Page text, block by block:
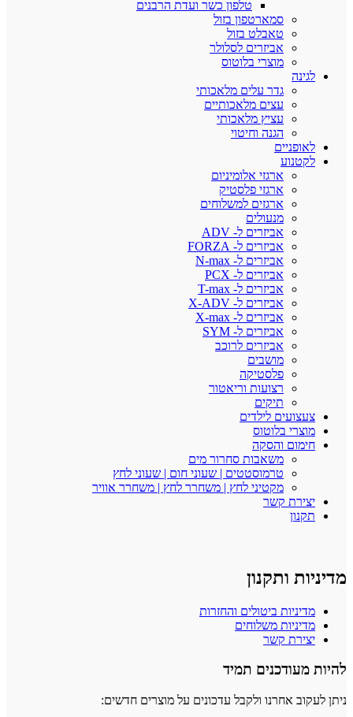
טלפון כשר ועדת הרבנים
סמארטפון בזול
טאבלט בזול
אביזרים לסלולר
מוצרי בלוטוס
לגינה
גדר עלים מלאכותי
עצים מלאכותיים
עציץ מלאכותי
הגנה וחיטוי
לאופניים
לקטנוע
ארגזי אלומיניום
ארגזי פלסטיק
ארגזים למשלוחים
מנעולים
אביזרים ל- ADV
אביזרים ל- FORZA
אביזרים ל- N-max
אביזרים ל- PCX
אביזרים ל- T-max
אביזרים ל- X-ADV
אביזרים ל- X-max
אביזרים ל- SYM
אביזרים לרוכב
מושבים
פלסטיקה
רצועות וריאטור
תיקים
צעצועים לילדים
מוצרי בלוטוס
חימום והסקה
משאבות סחרור מים
טרמוסטטים | שעוני חום | שעוני לחץ
מקטיני לחץ | משחרר לחץ | משחרר אוויר
יצירת קשר
תקנון
מדיניות ותקנון
מדיניות ביטולים והחזרות
מדיניות משלוחים
יצירת קשר
להיות מעודכנים תמיד
ניתן לעקוב אחרנו ולקבל עדכונים על מוצרים חדשים: